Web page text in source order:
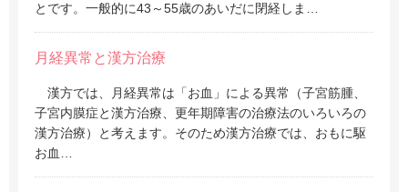
とです。一般的に43～55歳のあいだに閉経しま…
月経異常と漢方治療
漢方では、月経異常は「お血」による異常（子宮筋腫、
子宮内膜症と漢方治療、更年期障害の治療法のいろいろの
漢方治療）と考えます。そのため漢方治療では、おもに駆
お血…